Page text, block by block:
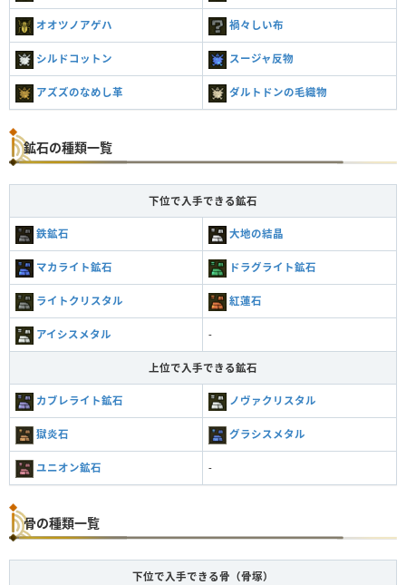
オオツノアゲハ 禍々しい布
シルドコットン スージャ反物
アズズのなめし革 ダルトドンの毛織物
鉱石の種類一覧
下位で入手できる鉱石
鉄鉱石 大地の結晶
マカライト鉱石 ドラグライト鉱石
ライトクリスタル 紅蓮石
アイシスメタル -
上位で入手できる鉱石
カブレライト鉱石 ノヴァクリスタル
獄炎石 グラシスメタル
ユニオン鉱石 -
骨の種類一覧
下位で入手できる骨（骨塚）